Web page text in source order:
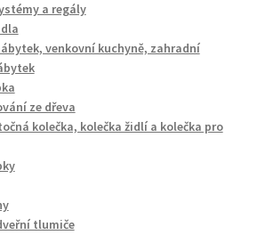
a regály
venkovní kuchyně, zahradní
ze dřeva
kolečka, kolečka židlí a kolečka pro
tlumiče